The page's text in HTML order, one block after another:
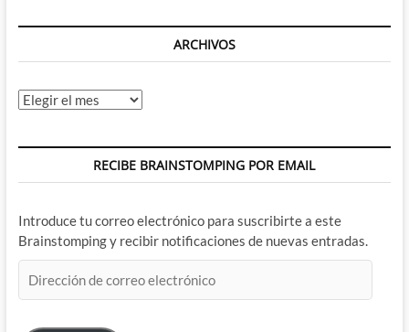
ARCHIVOS
Archivos
RECIBE BRAINSTOMPING POR EMAIL
Introduce tu correo electrónico para suscribirte a este
Brainstomping y recibir notificaciones de nuevas entradas.
de